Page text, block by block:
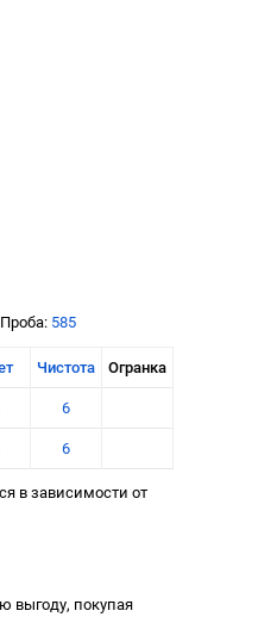
585
Чистота Огранка
6
6
в зависимости от
выгоду, покупая